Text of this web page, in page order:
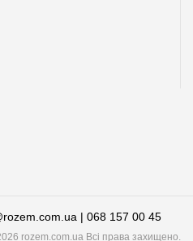
| 068 157 00 45
rozem.com.ua Всі права захищено.